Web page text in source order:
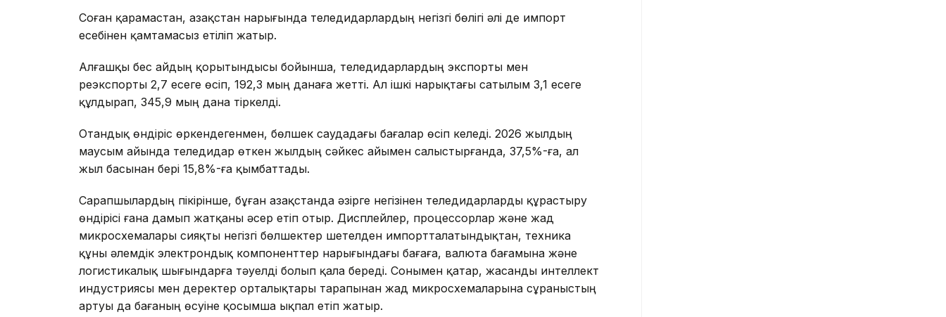
Соған қарамастан, Қазақстан нарығында теледидарлардың негізгі бөлігі әлі де импорт
есебінен қамтамасыз етіліп жатыр.
Алғашқы бес айдың қорытындысы бойынша, теледидарлардың экспорты мен
реэкспорты 2,7 есеге өсіп, 192,3 мың данаға жетті. Ал ішкі нарықтағы сатылым 3,1 есеге
құлдырап, 345,9 мың дана тіркелді.
Отандық өндіріс өркендегенмен, бөлшек саудадағы бағалар өсіп келеді. 2026 жылдың
маусым айында теледидар өткен жылдың сәйкес айымен салыстырғанда, 37,5%-ға, ал
жыл басынан бері 15,8%-ға қымбаттады.
Сарапшылардың пікірінше, бұған Қазақстанда әзірге негізінен теледидарларды құрастыру
өндірісі ғана дамып жатқаны әсер етіп отыр. Дисплейлер, процессорлар және жад
микросхемалары сияқты негізгі бөлшектер шетелден импортталатындықтан, техника
құны әлемдік электрондық компоненттер нарығындағы бағаға, валюта бағамына және
логистикалық шығындарға тәуелді болып қала береді. Сонымен қатар, жасанды интеллект
индустриясы мен деректер орталықтары тарапынан жад микросхемаларына сұраныстың
артуы да бағаның өсуіне қосымша ықпал етіп жатыр.